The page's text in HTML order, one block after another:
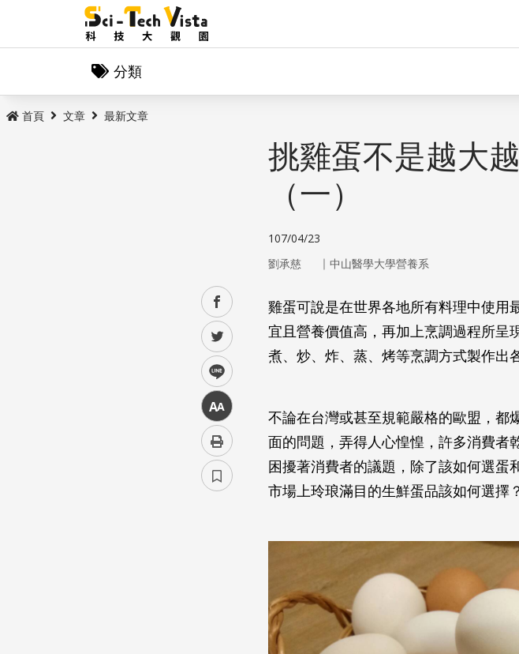
分類
首頁 文章 最新文章
facebook
twitter
line
中
挑雞蛋不是越大
（一）
107/04/23
劉承慈 ｜ 中山醫學大學營養系
雞蛋可說是在世界各地所有料理中使用
宜且營養價值高，再加上烹調過程所呈
煮、炒、炸、蒸、烤等烹調方式製作出
不論在台灣或甚至規範嚴格的歐盟，都
面的問題，弄得人心惶惶，許多消費者
困擾著消費者的議題，除了該如何選蛋
市場上玲琅滿目的生鮮蛋品該如何選擇